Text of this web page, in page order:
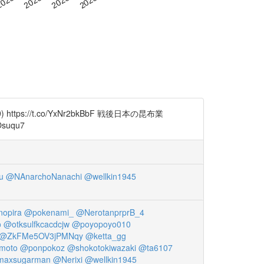
https://t.co/YxNr2bkBbF 戦後日本の昆布業
@NAnarchoNanachi @wellkin1945
@pokenami_ @NerotanprprB_4
@otksulfkcacdcjw @poyopoyo010
@ketta_gg
@ponpokoz @shokotokiwazaki @ta6107
@Nerixi @wellkin1945